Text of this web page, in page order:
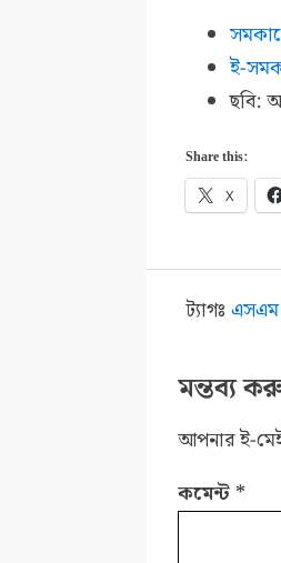
ই-
ছবি:
Share this:
X
ট্যাগঃ
মন্তব্য
আপনার ই-
কমেন্ট *